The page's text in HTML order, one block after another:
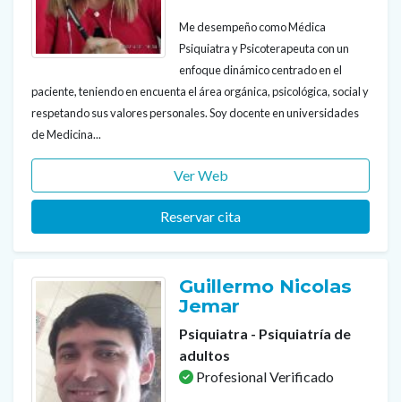
Me desempeño como Médica
Psiquiatra y Psicoterapeuta con un
enfoque dinámico centrado en el
paciente, teniendo en encuenta el área orgánica, psicológica, social y
respetando sus valores personales. Soy docente en universidades
de Medicina...
Ver Web
Reservar cita
Guillermo Nicolas
Jemar
Psiquiatra - Psiquiatría de
adultos
Profesional Verificado